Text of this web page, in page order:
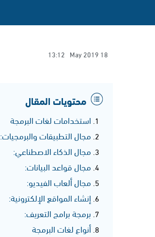
18 May 2019
13:12
محتويات المقال
استخدامات لغات البرمجة
مجال التطبيقات والبرمجيات:
مجال الذكاء الاصطناعي:
مجال قواعد البيانات:
مجال ألعاب الفيديو:
إنشاء المواقع الإلكترونية:
برمجة برامج التعريف:
أنواع لغات البرمجة